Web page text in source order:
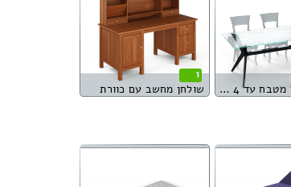
פינות אוכל מטבח עד 4 סועדים
1
שולחן מחשב עם כוורת